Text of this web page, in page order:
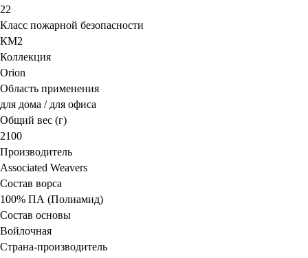
22
Класс пожарной безопасности
КМ2
Коллекция
Orion
Область применения
для дома / для офиса
Общий вес (г)
2100
Производитель
Associated Weavers
Состав ворса
100% ПА (Полиамид)
Состав основы
Войлочная
Страна-производитель